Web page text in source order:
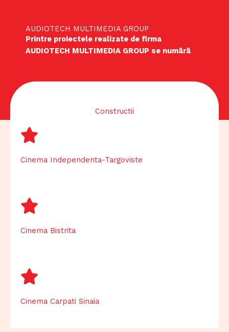
AUDIOTECH MULTIMEDIA GROUP
Printre proiectele realizate de firma
AUDIOTECH MULTIMEDIA GROUP se numãrã
Constructii
Cinema Independenta-Targoviste
Cinema Bistrita
Cinema Carpati Sinaia